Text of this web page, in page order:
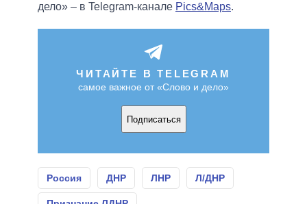
дело» – в Telegram-канале Pics&Maps.
ЧИТАЙТЕ В TELEGRAM
самое важное от «Слово и дело»
Подписаться
Россия ДНР ЛНР Л/ДНР